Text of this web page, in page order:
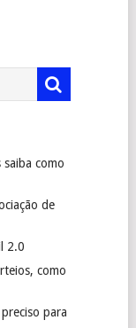
como
de
2.0
como
para